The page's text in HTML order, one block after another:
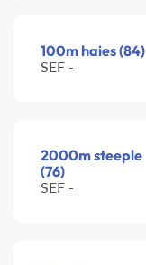
100m haies (84)
SEF -
2000m steeple
(76)
SEF -